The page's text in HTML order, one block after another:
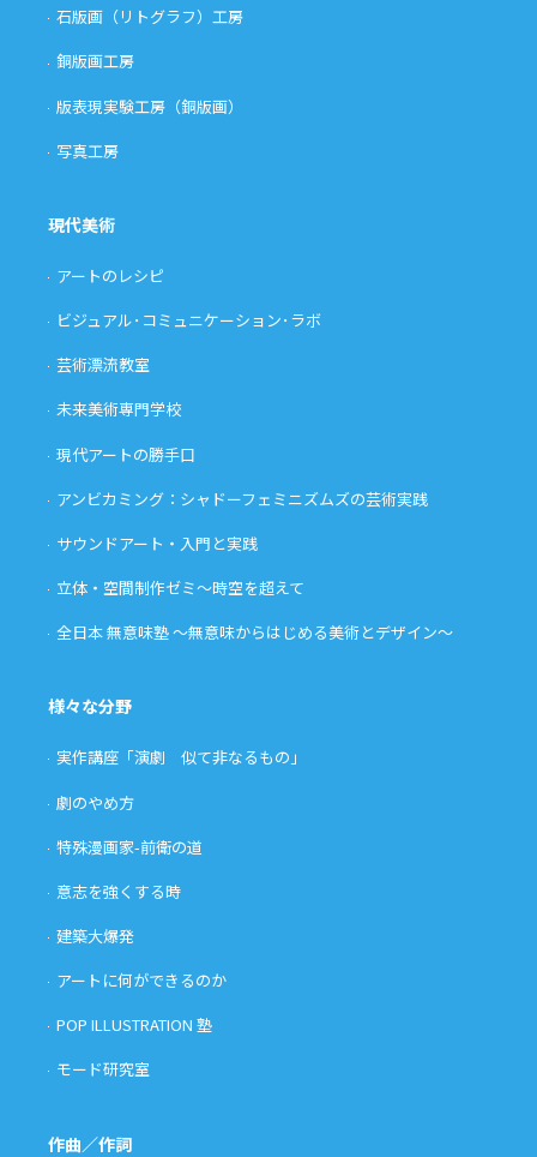
石版画（リトグラフ）工房
銅版画工房
版表現実験工房（銅版画）
写真工房
現代美術
アートのレシピ
ビジュアル･コミュニケーション･ラボ
芸術漂流教室
未来美術専門学校
現代アートの勝手口
アンビカミング：シャドーフェミニズムズの芸術実践
サウンドアート・入門と実践
立体・空間制作ゼミ〜時空を超えて
全日本 無意味塾 〜無意味からはじめる美術とデザイン〜
様々な分野
実作講座「演劇 似て非なるもの」
劇のやめ方
特殊漫画家-前衛の道
意志を強くする時
建築大爆発
アートに何ができるのか
POP ILLUSTRATION 塾
モード研究室
作曲／作詞